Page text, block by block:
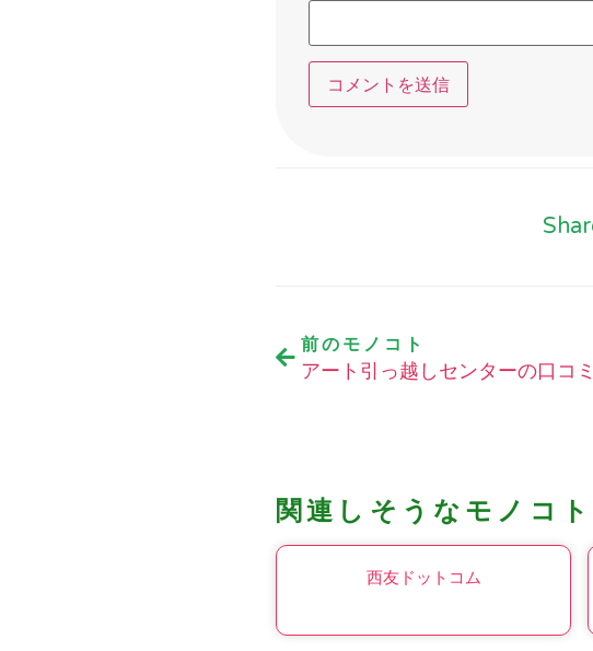
前のモノコト
アート引っ越しセンターの口コミ
関連しそうなモノコ
西友ドットコム